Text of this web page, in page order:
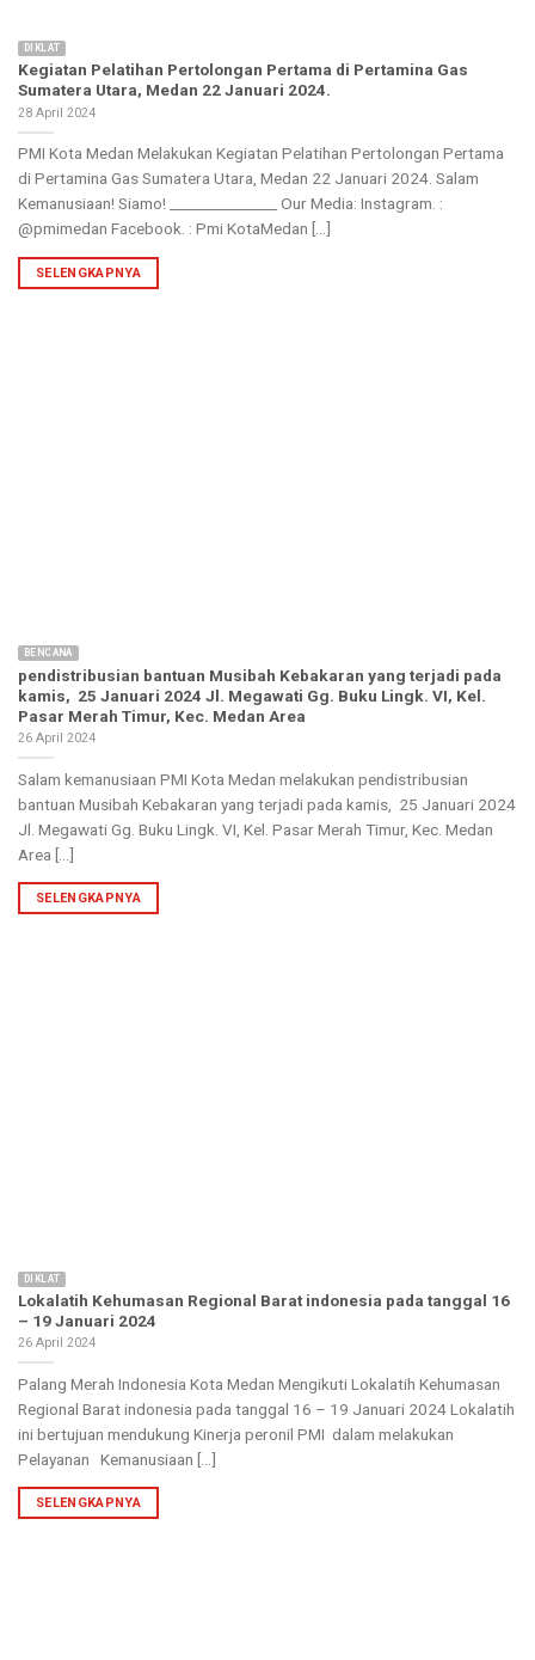
DIKLAT
Kegiatan Pelatihan Pertolongan Pertama di Pertamina Gas
Sumatera Utara, Medan 22 Januari 2024.
28 April 2024
PMI Kota Medan Melakukan Kegiatan Pelatihan Pertolongan Pertama
di Pertamina Gas Sumatera Utara, Medan 22 Januari 2024. Salam
Kemanusiaan! Siamo! _______________ Our Media: Instagram. :
@pmimedan Facebook. : Pmi KotaMedan [...]
SELENGKAPNYA
BENCANA
pendistribusian bantuan Musibah Kebakaran yang terjadi pada
kamis, 25 Januari 2024 Jl. Megawati Gg. Buku Lingk. VI, Kel.
Pasar Merah Timur, Kec. Medan Area
26 April 2024
Salam kemanusiaan PMI Kota Medan melakukan pendistribusian
bantuan Musibah Kebakaran yang terjadi pada kamis, 25 Januari 2024
Jl. Megawati Gg. Buku Lingk. VI, Kel. Pasar Merah Timur, Kec. Medan
Area [...]
SELENGKAPNYA
DIKLAT
Lokalatih Kehumasan Regional Barat indonesia pada tanggal 16
– 19 Januari 2024
26 April 2024
Palang Merah Indonesia Kota Medan Mengikuti Lokalatih Kehumasan
Regional Barat indonesia pada tanggal 16 – 19 Januari 2024 Lokalatih
ini bertujuan mendukung Kinerja peronil PMI dalam melakukan
Pelayanan Kemanusiaan [...]
SELENGKAPNYA